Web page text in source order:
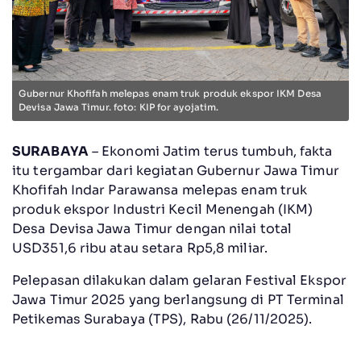
Gubernur Khofifah melepas enam truk produk ekspor IKM Desa
Devisa Jawa Timur. foto: KIP for ayojatim.
SURABAYA– Ekonomi Jatim terus tumbuh, fakta
itu tergambar dari kegiatan Gubernur Jawa Timur
Khofifah Indar Parawansa melepas enam truk
produk ekspor Industri Kecil Menengah (IKM)
Desa Devisa Jawa Timur dengan nilai total
USD351,6 ribu atau setara Rp5,8 miliar.
Pelepasan dilakukan dalam gelaran Festival Ekspor
Jawa Timur 2025 yang berlangsung di PT Terminal
Petikemas Surabaya (TPS), Rabu (26/11/2025).